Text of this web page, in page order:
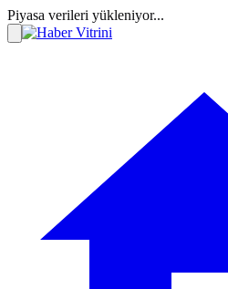
Piyasa verileri yükleniyor...